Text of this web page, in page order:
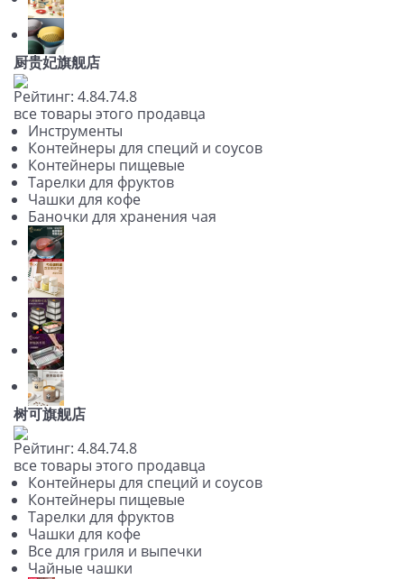
厨贵妃旗舰店
Рейтинг: 4.84.74.8
все товары этого продавца
Инструменты
Контейнеры для специй и соусов
Контейнеры пищевые
Тарелки для фруктов
Чашки для кофе
Баночки для хранения чая
树可旗舰店
Рейтинг: 4.84.74.8
все товары этого продавца
Контейнеры для специй и соусов
Контейнеры пищевые
Тарелки для фруктов
Чашки для кофе
Все для гриля и выпечки
Чайные чашки